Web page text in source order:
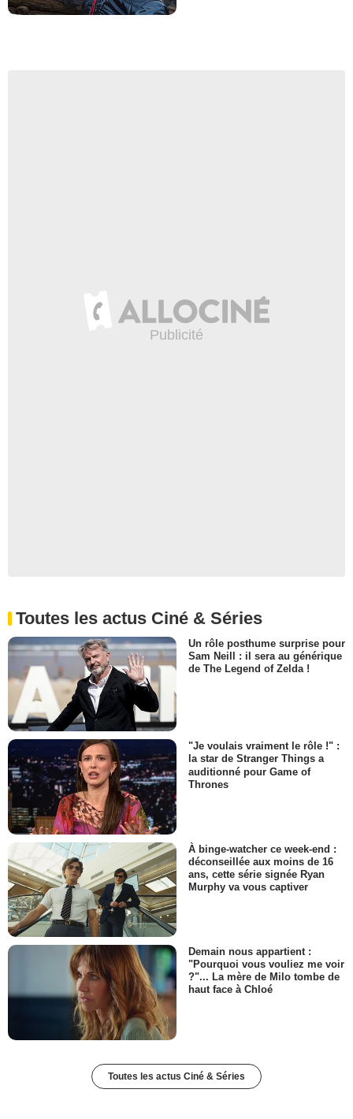
Toutes les actus Ciné & Séries
Un rôle posthume surprise pour
Sam Neill : il sera au générique
de The Legend of Zelda !
"Je voulais vraiment le rôle !" :
la star de Stranger Things a
auditionné pour Game of
Thrones
À binge-watcher ce week-end :
déconseillée aux moins de 16
ans, cette série signée Ryan
Murphy va vous captiver
Demain nous appartient :
"Pourquoi vous vouliez me voir
?"... La mère de Milo tombe de
haut face à Chloé
Toutes les actus Ciné & Séries